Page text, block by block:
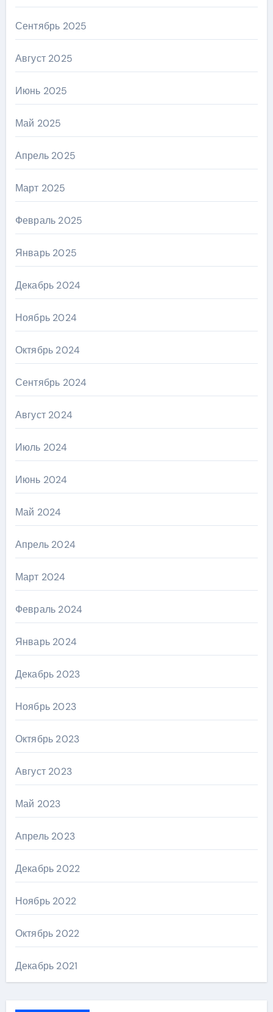
Сентябрь 2025
Август 2025
Июнь 2025
Май 2025
Апрель 2025
Март 2025
Февраль 2025
Январь 2025
Декабрь 2024
Ноябрь 2024
Октябрь 2024
Сентябрь 2024
Август 2024
Июль 2024
Июнь 2024
Май 2024
Апрель 2024
Март 2024
Февраль 2024
Январь 2024
Декабрь 2023
Ноябрь 2023
Октябрь 2023
Август 2023
Май 2023
Апрель 2023
Декабрь 2022
Ноябрь 2022
Октябрь 2022
Декабрь 2021